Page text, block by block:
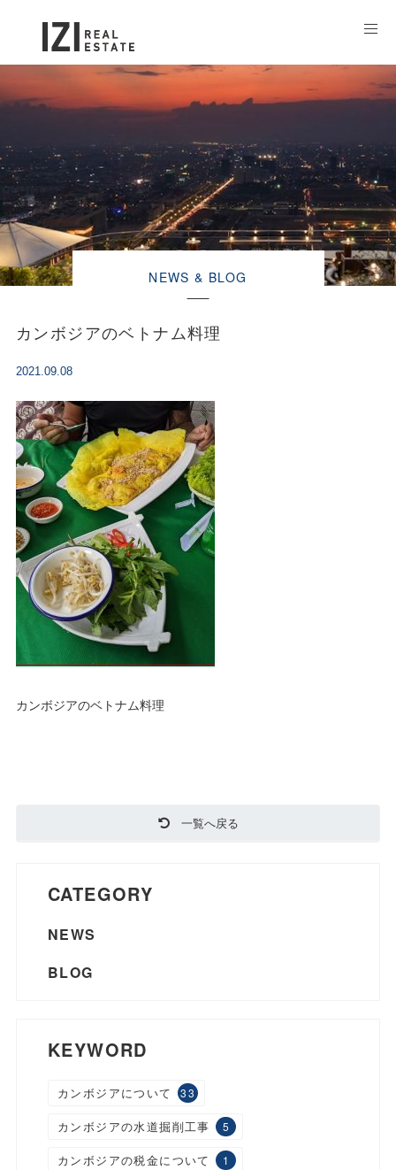
NEWS & BLOG
カンボジアのベトナム料理
2021.09.08
カンボジアのベトナム料理
一覧へ戻る
CATEGORY
NEWS
BLOG
KEYWORD
カンボジアについて 33
カンボジアの水道掘削工事 5
カンボジアの税金について 1